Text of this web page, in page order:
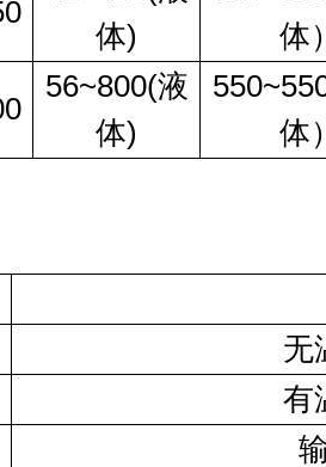
体)
体
56~800(液
体)
体
无
有